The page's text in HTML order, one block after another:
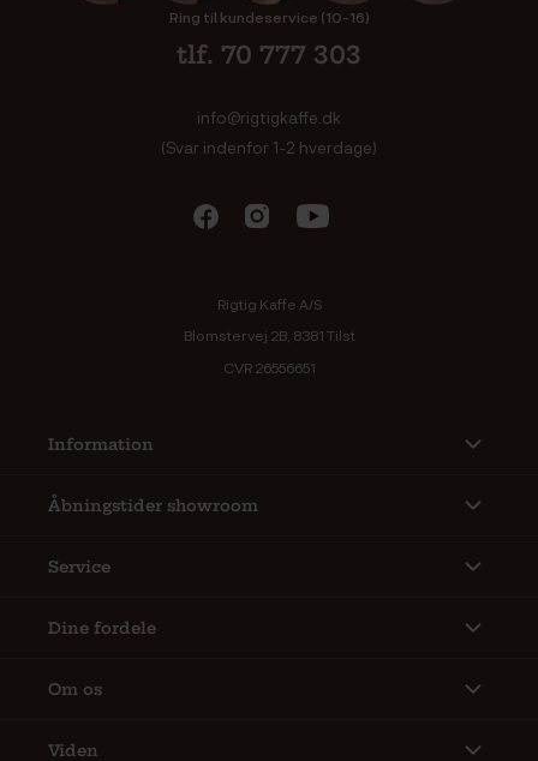
Ring til kundeservice (10-16)
tlf. 70 777 303
info@rigtigkaffe.dk
(Svar indenfor 1-2 hverdage)
Rigtig Kaffe A/S
Blomstervej 2B, 8381 Tilst
CVR 26556651
Information
Åbningstider showroom
Service
Dine fordele
Om os
Viden